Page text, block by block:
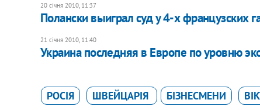
20 січня 2010, 11:37
Полански выиграл суд у 4-х французских
21 січня 2010, 11:40
Украина последняя в Европе по уровню
РОСІЯ ШВЕЙЦАРІЯ БІЗНЕСМЕНИ